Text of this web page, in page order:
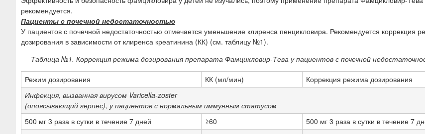
рекомендуется.
Пациенты с почечной недостаточностью
У пациентов с почечной недостаточностью отмечается уменьшение клиренса пенцикловира. Рекомендуется коррекция
дозирования в зависимости от клиренса креатинина (КК) (см. таблицу №1).
Таблица №1. Коррекция режима дозирования препарата Фамцикловир-Тева у пациентов с почечной
Режим дозирования КК (мл/мин)
Коррекция режима дозирования
Инфекция, вызванная вирусом Varicella-zoster
(опоясывающий герпес), у пациентов с нормальным иммунным статусом
500 мг 3 раза в сутки в течение 7 дней
≥60
500 мг 3 раза в сутки в течение 7